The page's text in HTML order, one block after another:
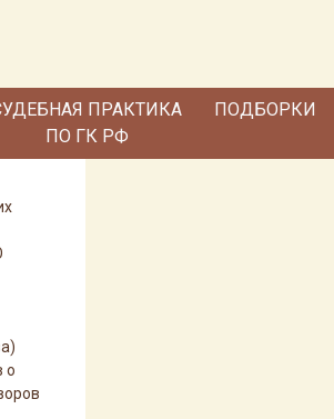
ПРАКТИКА
ПО ГК РФ
ПОДБОРКИ
о